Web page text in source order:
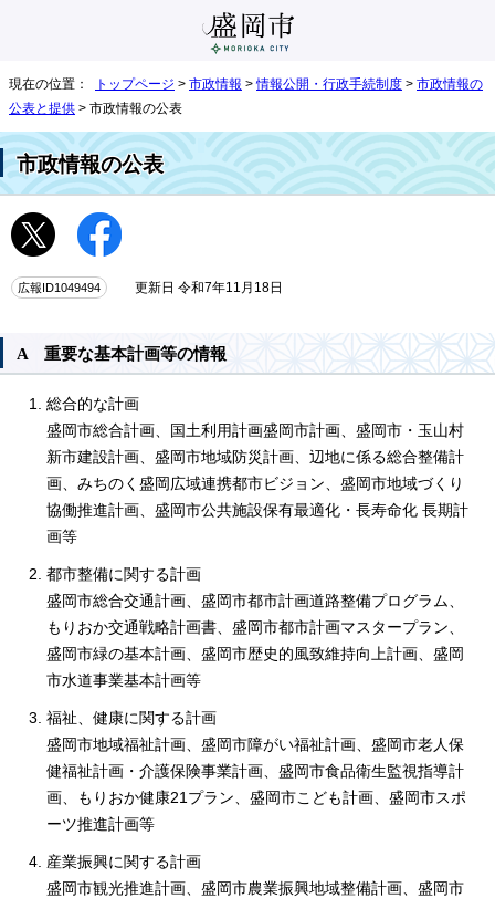
現在の位置： トップページ > 市政情報 >情報公開・行政手続制度 > 市政情報の
公表と提供 > 市政情報の公表
市政情報の公表
広報ID1049494 更新日 令和7年11月18日
A 重要な基本計画等の情報
総合的な計画
盛岡市総合計画、国土利用計画盛岡市計画、盛岡市・玉山村
新市建設計画、盛岡市地域防災計画、辺地に係る総合整備計
画、みちのく盛岡広域連携都市ビジョン、盛岡市地域づくり
協働推進計画、盛岡市公共施設保有最適化・長寿命化 長期計
画等
都市整備に関する計画
盛岡市総合交通計画、盛岡市都市計画道路整備プログラム、
もりおか交通戦略計画書、盛岡市都市計画マスタープラン、
盛岡市緑の基本計画、盛岡市歴史的風致維持向上計画、盛岡
市水道事業基本計画等
福祉、健康に関する計画
盛岡市地域福祉計画、盛岡市障がい福祉計画、盛岡市老人保
健福祉計画・介護保険事業計画、盛岡市食品衛生監視指導計
画、もりおか健康21プラン、盛岡市こども計画、盛岡市スポ
ーツ推進計画等
産業振興に関する計画
盛岡市観光推進計画、盛岡市農業振興地域整備計画、盛岡市